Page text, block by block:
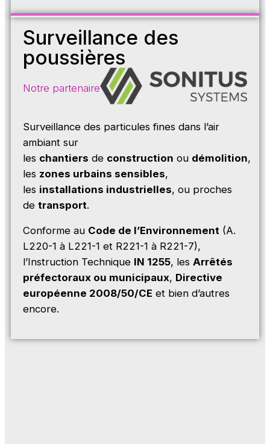
Surveillance des
poussières
Notre partenaire
Surveillance des particules fines dans l’air
ambiant sur
les chantiers de construction ou démolition,
les zones urbains sensibles,
les installations industrielles, ou proches
de transport.
Conforme au Code de l’Environnement (A.
L220-1 à L221-1 et R221-1 à R221-7),
l’Instruction Technique IN 1255, les Arrêtés
préfectoraux ou municipaux, Directive
européenne 2008/50/CE et bien d’autres
encore.